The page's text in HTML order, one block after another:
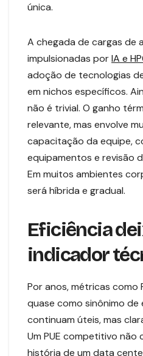
única.
A chegada de cargas de
impulsionadas porIA e
adoção de tecnologias
em nichos específicos.
não é trivial. O ganho
relevante, mas envolve
capacitação da equipe,
equipamentos e revisão
Em muitos ambientes
será híbrida e gradual.
Eficiência
indicador
Por anos, métricas como
quase como sinônimo de
continuam úteis, mas
Um PUE competitivo não
história de um data